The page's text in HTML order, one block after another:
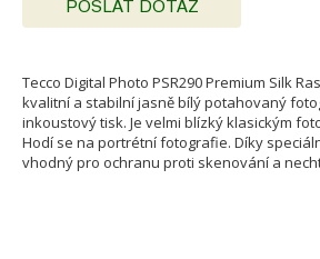
POSLAT DOTAZ
Tecco Digital Photo PSR290 Premium Silk
kvalitní a stabilní jasně bílý potahovaný
inkoustový tisk. Je velmi blízký klasickým
Hodí se na portrétní fotografie. Díky
vhodný pro ochranu proti skenování a